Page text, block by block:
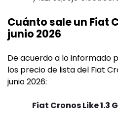
Cuánto sale un Fiat
junio 2026
De acuerdo a lo informado
los precio de lista del Fiat
junio 2026:
Fiat Cronos Like 1.3